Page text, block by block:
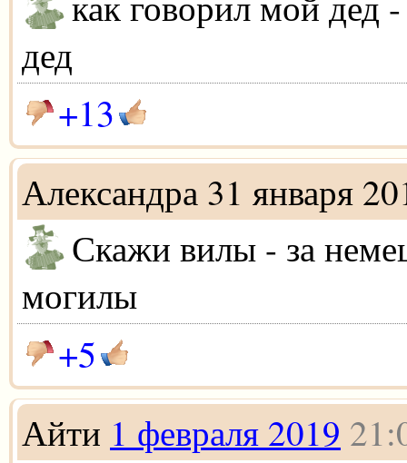
дед
+13
Александра 31 января
Скажи вилы - за
могилы
+5
Айти 1 февраля 2019